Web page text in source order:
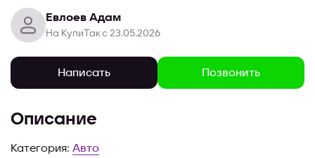
Евлоев Адам
На КупиТак с 23.05.2026
Написать Позвонить
Описание
Категория: Авто